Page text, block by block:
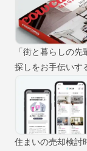
「街と暮らしの
探しをお手伝いす
住まいの売却検討